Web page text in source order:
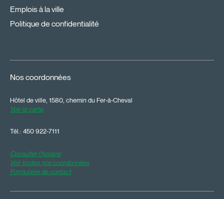
Emplois à la ville
Politique de confidentialité
Nos coordonnées
Hôtel de ville, 1580, chemin du Fer-à-Cheval
Voir la carte
Tél.: 450 922-7111
Consulter l'horaire
Voir toutes nos coordonnées
Formulaire de contact